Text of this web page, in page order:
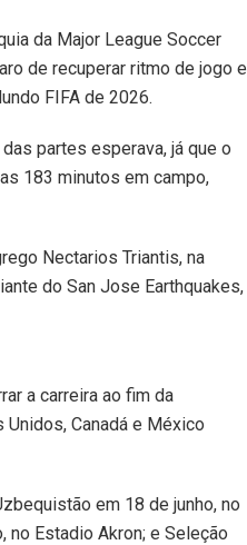
da Major League Soccer
de recuperar ritmo de jogo e
FIFA de 2026.
partes esperava, já que o
183 minutos em campo,
Nectarios Triantis, na
do San Jose Earthquakes,
a carreira ao fim da
Canadá e México
em 18 de junho, no
no Estadio Akron; e Seleção